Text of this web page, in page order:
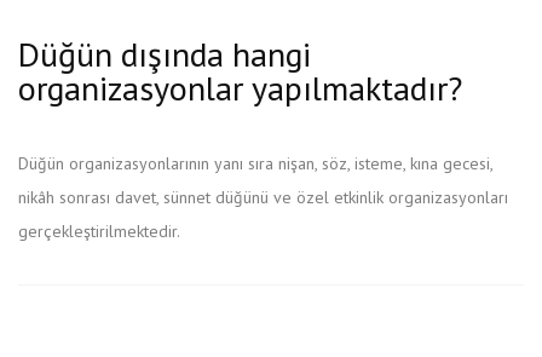
Düğün dışında hangi
organizasyonlar yapılmaktadır?
Düğün organizasyonlarının yanı sıra nişan, söz, isteme, kına gecesi,
nikâh sonrası davet, sünnet düğünü ve özel etkinlik organizasyonları
gerçekleştirilmektedir.